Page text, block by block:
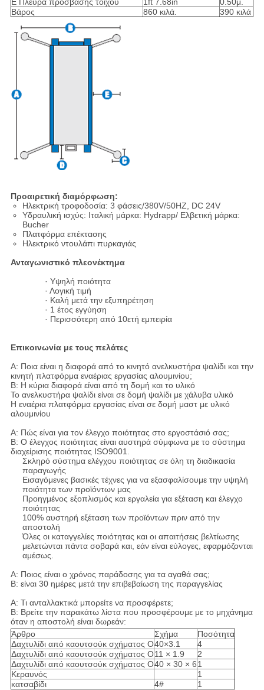
Ε Πλευρά πρόσβασης τοίχου 1ft 7.68in
0.50μ.
Βάρος
860 κιλά. 390 κιλά
Προαιρετική διαμόρφωση:
Ηλεκτρική τροφοδοσία: 3 φάσεις/380V/50HZ, DC 24V
Υδραυλική ισχύς: Ιταλική μάρκα: Hydrapp/ Ελβετική μάρκα:
Bucher
Πλατφόρμα επέκτασης
Ηλεκτρικό ντουλάπι πυρκαγιάς
Ανταγωνιστικό πλεονέκτημα
· Υψηλή ποιότητα
· Λογική τιμή
· Καλή μετά την εξυπηρέτηση
· 1 έτος εγγύηση
· Περισσότερη από 10ετή εμπειρία
Επικοινωνία με τους πελάτες
Α: Ποια είναι η διαφορά από το κινητό ανελκυστήρα ψαλίδι και την
κινητή πλατφόρμα εναέριας εργασίας αλουμινίου;
Β: Η κύρια διαφορά είναι από τη δομή και το υλικό
Το ανελκυστήρα ψαλίδι είναι σε δομή ψαλίδι με χάλυβα υλικό
Η εναέρια πλατφόρμα εργασίας είναι σε δομή μαστ με υλικό
αλουμινίου
Α: Πώς είναι για τον έλεγχο ποιότητας στο εργοστάσιό σας;
Β: Ο έλεγχος ποιότητας είναι αυστηρά σύμφωνα με το σύστημα
διαχείρισης ποιότητας ISO9001.
Σκληρό σύστημα ελέγχου ποιότητας σε όλη τη διαδικασία
παραγωγής
Εισαγόμενες βασικές τέχνες για να εξασφαλίσουμε την υψηλή
ποιότητα των προϊόντων μας
Προηγμένος εξοπλισμός και εργαλεία για εξέταση και έλεγχο
ποιότητας
100% αυστηρή εξέταση των προϊόντων πριν από την
αποστολή
Όλες οι καταγγελίες ποιότητας και οι απαιτήσεις βελτίωσης
μελετώνται πάντα σοβαρά και, εάν είναι εύλογες, εφαρμόζονται
αμέσως.
Α: Ποιος είναι ο χρόνος παράδοσης για τα αγαθά σας;
Β: είναι 30 ημέρες μετά την επιβεβαίωση της παραγγελίας
Α: Τι ανταλλακτικά μπορείτε να προσφέρετε;
Β: Βρείτε την παρακάτω λίστα που προσφέρουμε με το μηχάνημα
όταν η αποστολή είναι δωρεάν:
Άρθρο
Σχήμα
Ποσότητα
Δαχτυλίδι από καουτσούκ σχήματος O40×3.1
4
Δαχτυλίδι από καουτσούκ σχήματος O11 × 1.9
2
Δαχτυλίδι από καουτσούκ σχήματος O40 × 30 × 61
Κεραυνός
1
κατσαβίδι
4# 1